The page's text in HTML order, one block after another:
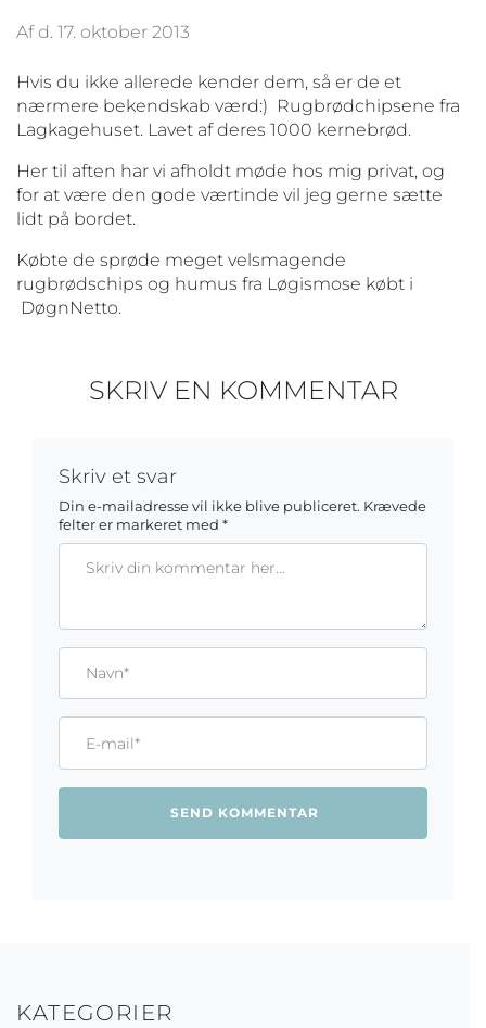
Af d. 17. oktober 2013
Hvis du ikke allerede kender dem, så er de et
nærmere bekendskab værd:) Rugbrødchipsene fra
Lagkagehuset. Lavet af deres 1000 kernebrød.
Her til aften har vi afholdt møde hos mig privat, og
for at være den gode værtinde vil jeg gerne sætte
lidt på bordet.
Købte de sprøde meget velsmagende
rugbrødschips og humus fra Løgismose købt i
DøgnNetto.
SKRIV EN KOMMENTAR
Skriv et svar
Din e-mailadresse vil ikke blive publiceret. Krævede
felter er markeret med *
KATEGORIER